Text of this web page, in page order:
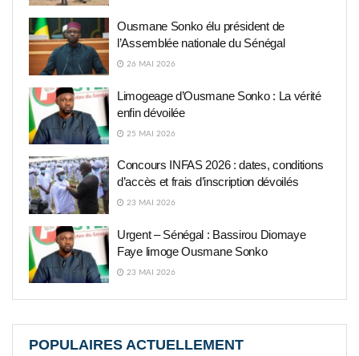
Ousmane Sonko élu président de
l’Assemblée nationale du Sénégal
26 MAI 2026
Limogeage d’Ousmane Sonko : La vérité
enfin dévoilée
25 MAI 2026
Concours INFAS 2026 : dates, conditions
d’accès et frais d’inscription dévoilés
23 MAI 2026
Urgent – Sénégal : Bassirou Diomaye
Faye limoge Ousmane Sonko
23 MAI 2026
POPULAIRES ACTUELLEMENT